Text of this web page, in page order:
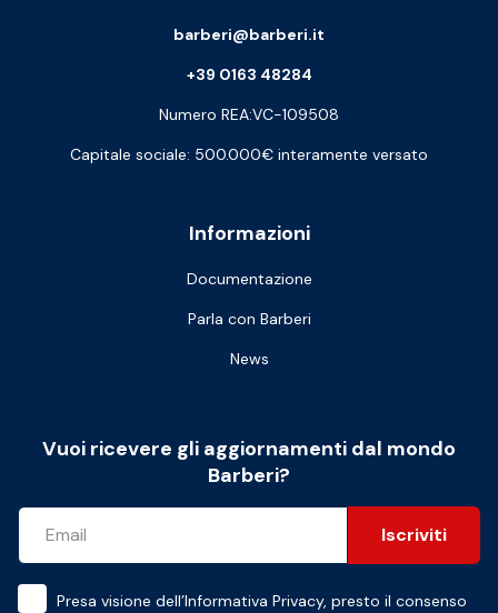
Informazioni
Documentazione
Parla con Barberi
News
barberi@barberi.it
+39 0163 48284
Numero REA:VC-109508
Capitale sociale: 500.000€ interamente versato
Vuoi ricevere gli aggiornamenti dal mondo
Barberi?
Iscriviti
Presa visione dell’Informativa Privacy, presto il consenso